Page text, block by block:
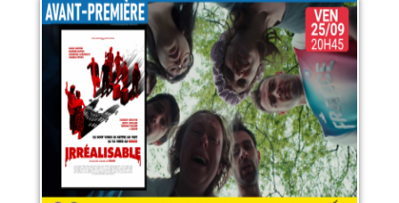
Irréalisable
25 septembre 2026
LIRE PLUS